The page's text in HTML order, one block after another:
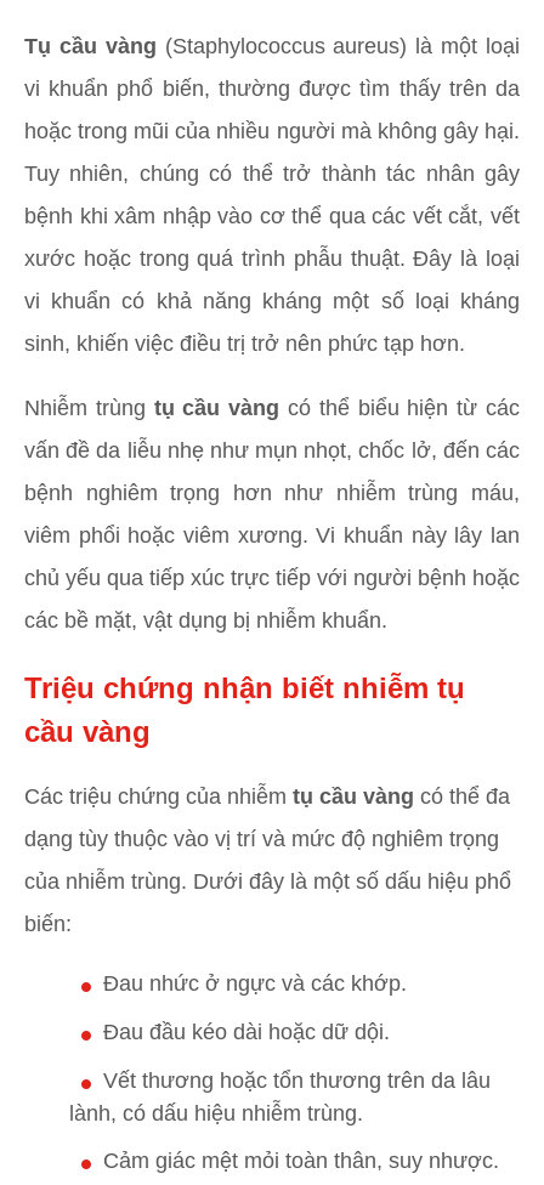
Tụ cầu vàng (Staphylococcus aureus) là một loại
vi khuẩn phổ biến, thường được tìm thấy trên da
hoặc trong mũi của nhiều người mà không gây hại.
Tuy nhiên, chúng có thể trở thành tác nhân gây
bệnh khi xâm nhập vào cơ thể qua các vết cắt, vết
xước hoặc trong quá trình phẫu thuật. Đây là loại
vi khuẩn có khả năng kháng một số loại kháng
sinh, khiến việc điều trị trở nên phức tạp hơn.
Nhiễm trùng tụ cầu vàng có thể biểu hiện từ các
vấn đề da liễu nhẹ như mụn nhọt, chốc lở, đến các
bệnh nghiêm trọng hơn như nhiễm trùng máu,
viêm phổi hoặc viêm xương. Vi khuẩn này lây lan
chủ yếu qua tiếp xúc trực tiếp với người bệnh hoặc
các bề mặt, vật dụng bị nhiễm khuẩn.
Triệu chứng nhận biết nhiễm tụ
cầu vàng
Các triệu chứng của nhiễm tụ cầu vàng có thể đa
dạng tùy thuộc vào vị trí và mức độ nghiêm trọng
của nhiễm trùng. Dưới đây là một số dấu hiệu phổ
biến:
Đau nhức ở ngực và các khớp.
Đau đầu kéo dài hoặc dữ dội.
Vết thương hoặc tổn thương trên da lâu
lành, có dấu hiệu nhiễm trùng.
Cảm giác mệt mỏi toàn thân, suy nhược.